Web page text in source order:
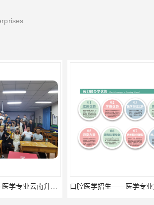
口腔医学招生——医学专业升学现状 什么是三校生高考?